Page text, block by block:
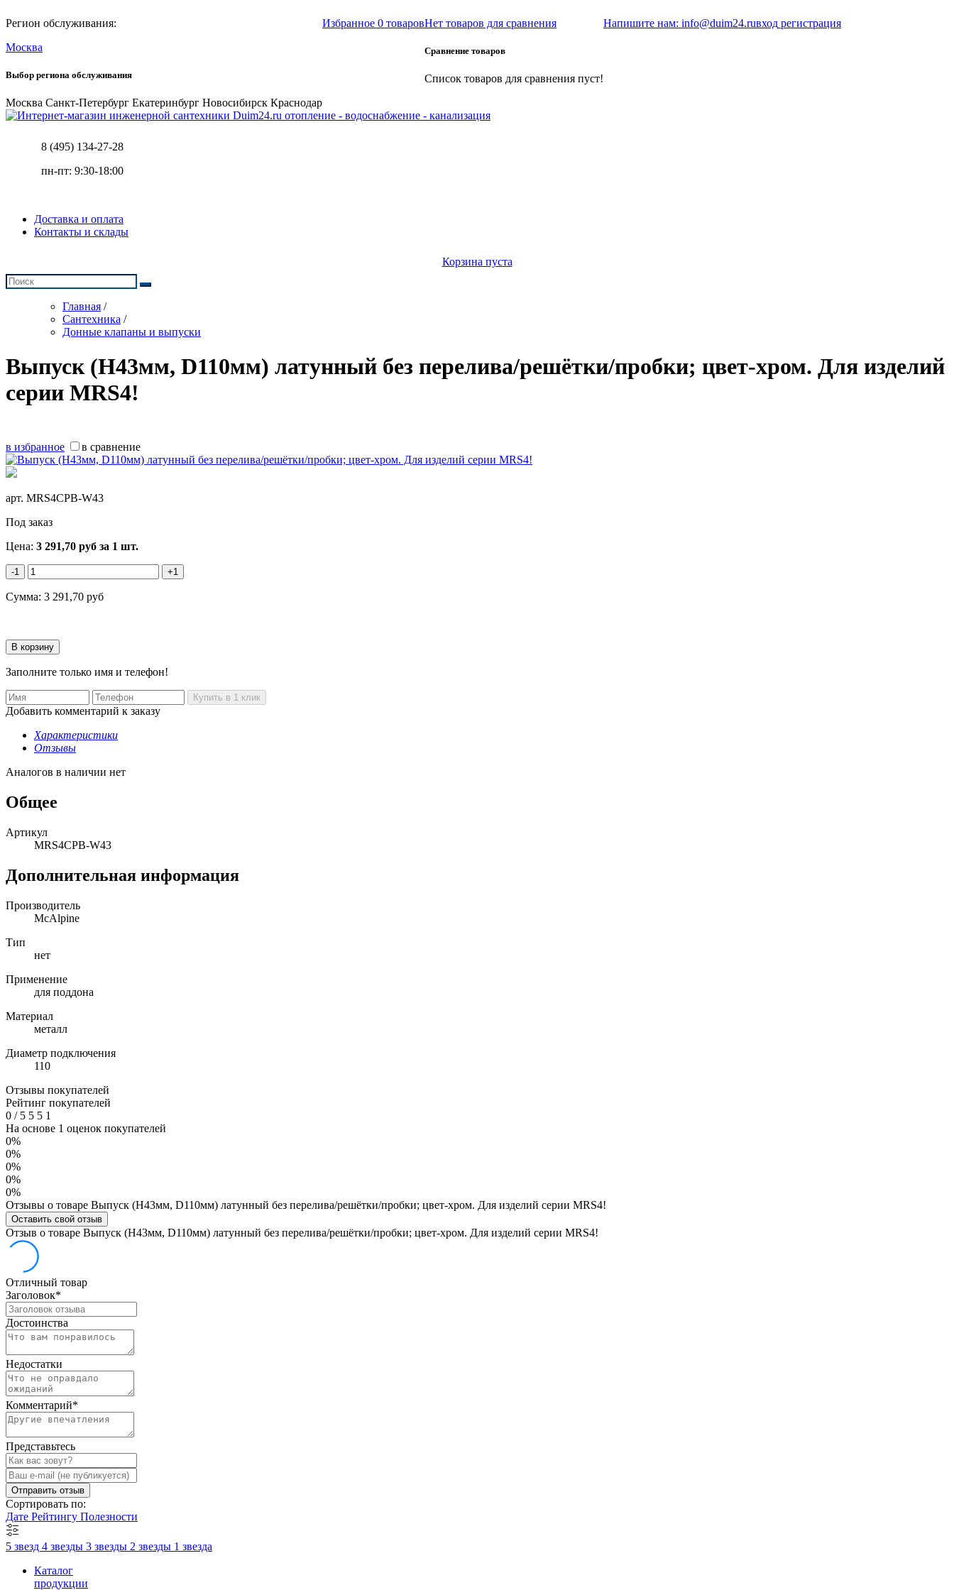
Регион обслуживания:
Москва
Выбор региона обслуживания
Москва Санкт-Петербург Екатеринбург Новосибирск Краснодар
Избранное 0 товаровНет товаров для сравнения
Сравнение товаров
Список товаров для сравнения пуст!
Напишите нам: info@duim24.ruвход регистрация
отопление - водоснабжение - канализация
8 (495) 134-27-28
пн-пт: 9:30-18:00
Доставка и оплата
Контакты и склады
Корзина пуста
Главная /
Сантехника /
Донные клапаны и выпуски
Выпуск (H43мм, D110мм) латунный без перелива/решётки/пробки; цвет-хром. Для изделий
серии MRS4!
в избранное в сравнение
арт. MRS4CPB-W43
Под заказ
Цена: 3 291,70 руб за 1 шт.
-1 +1
Сумма: 3 291,70 руб
Заполните только имя и телефон!
Добавить комментарий к заказу
Характеристики
Отзывы
Аналогов в наличии нет
Общее
Артикул
MRS4CPB-W43
Дополнительная информация
Производитель
McAlpine
Тип
нет
Применение
для поддона
Материал
металл
Диаметр подключения
110
Отзывы покупателей
Рейтинг покупателей
0 /5 5 5 1
На основе 1 оценок покупателей
0%
0%
0%
0%
0%
Отзывы о товаре Выпуск (H43мм, D110мм) латунный без перелива/решётки/пробки; цвет-хром. Для изделий серии MRS4!
Оставить свой отзыв
Отзыв о товаре Выпуск (H43мм, D110мм) латунный без перелива/решётки/пробки; цвет-хром. Для изделий серии MRS4!
Отличный товар
Заголовок*
Достоинства
Недостатки
Комментарий*
Представьтесь
Отправить отзыв
Сортировать по:
Дате Рейтингу Полезности
5 звезд 4 звезды 3 звезды 2 звезды 1 звезда
Каталог
продукции